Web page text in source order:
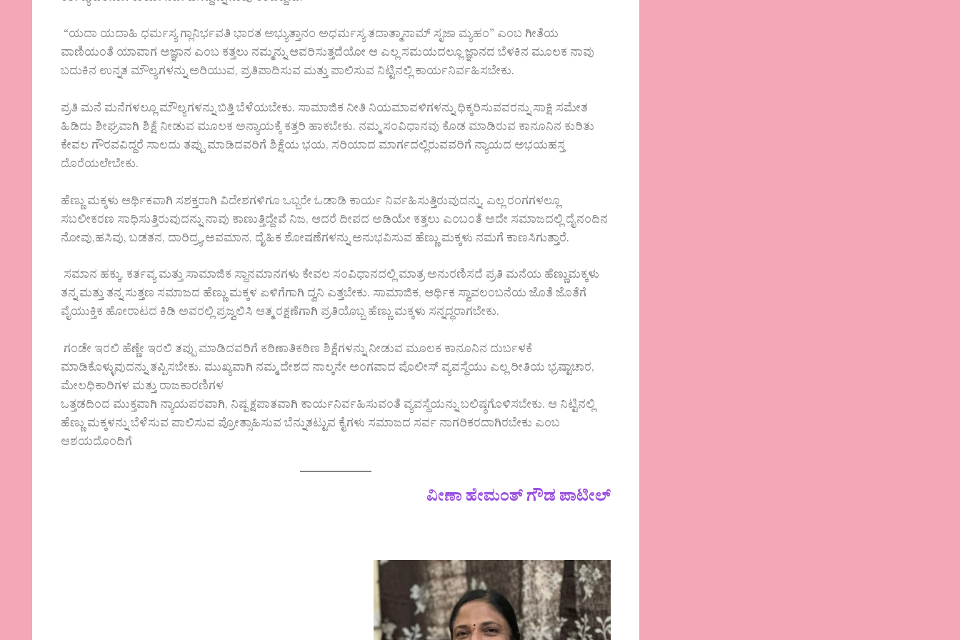
“ಯದಾ ಯದಾಹಿ ಧರ್ಮಸ್ಯ ಗ್ಲಾನಿರ್ಭವತಿ ಭಾರತ ಅಭ್ಯುತ್ತಾನಂ ಅಧರ್ಮಸ್ಯ ತದಾತ್ಮಾನಾಮ್ ಸೃಜಾ ಮ್ಯಹಂ” ಎಂಬ ಗೀತೆಯ
ವಾಣಿಯಂತೆ ಯಾವಾಗ ಅಜ್ಞಾನ ಎಂಬ ಕತ್ತಲು ನಮ್ಮನ್ನು ಆವರಿಸುತ್ತದೆಯೋ ಆ ಎಲ್ಲ ಸಮಯದಲ್ಲೂ ಜ್ಞಾನದ ಬೆಳಕಿನ ಮೂಲಕ ನಾವು
ಬದುಕಿನ ಉನ್ನತ ಮೌಲ್ಯಗಳನ್ನು ಅರಿಯುವ, ಪ್ರತಿಪಾದಿಸುವ ಮತ್ತು ಪಾಲಿಸುವ ನಿಟ್ಟಿನಲ್ಲಿ ಕಾರ್ಯನಿರ್ವಹಿಸಬೇಕು.
ಪ್ರತಿ ಮನೆ ಮನೆಗಳಲ್ಲೂ ಮೌಲ್ಯಗಳನ್ನು ಬಿತ್ತಿ ಬೆಳೆಯಬೇಕು. ಸಾಮಾಜಿಕ ನೀತಿ ನಿಯಮಾವಳಿಗಳನ್ನು ಧಿಕ್ಕರಿಸುವವರನ್ನು ಸಾಕ್ಷಿ ಸಮೇತ
ಹಿಡಿದು ಶೀಘ್ರವಾಗಿ ಶಿಕ್ಷೆ ನೀಡುವ ಮೂಲಕ ಅನ್ಯಾಯಕ್ಕೆ ಕತ್ತರಿ ಹಾಕಬೇಕು. ನಮ್ಮ ಸಂವಿಧಾನವು ಕೊಡ ಮಾಡಿರುವ ಕಾನೂನಿನ ಕುರಿತು
ಕೇವಲ ಗೌರವವಿದ್ದರೆ ಸಾಲದು ತಪ್ಪು ಮಾಡಿದವರಿಗೆ ಶಿಕ್ಷೆಯ ಭಯ, ಸರಿಯಾದ ಮಾರ್ಗದಲ್ಲಿರುವವರಿಗೆ ನ್ಯಾಯದ ಅಭಯಹಸ್ತ
ದೊರೆಯಲೇಬೇಕು.
ಹೆಣ್ಣು ಮಕ್ಕಳು ಆರ್ಥಿಕವಾಗಿ ಸಶಕ್ತರಾಗಿ ವಿದೇಶಗಳಿಗೂ ಒಬ್ಬರೇ ಓಡಾಡಿ ಕಾರ್ಯ ನಿರ್ವಹಿಸುತ್ತಿರುವುದನ್ನು, ಎಲ್ಲ ರಂಗಗಳಲ್ಲೂ
ಸಬಲೀಕರಣ ಸಾಧಿಸುತ್ತಿರುವುದನ್ನು ನಾವು ಕಾಣುತ್ತಿದ್ದೇವೆ ನಿಜ, ಆದರೆ ದೀಪದ ಅಡಿಯೇ ಕತ್ತಲು ಎಂಬಂತೆ ಅದೇ ಸಮಾಜದಲ್ಲಿ ದೈನಂದಿನ
ನೋವು,ಹಸಿವು, ಬಡತನ, ದಾರಿದ್ರ್ಯ,ಅವಮಾನ, ದೈಹಿಕ ಶೋಷಣೆಗಳನ್ನು ಅನುಭವಿಸುವ ಹೆಣ್ಣು ಮಕ್ಕಳು ನಮಗೆ ಕಾಣಸಿಗುತ್ತಾರೆ.
ಸಮಾನ ಹಕ್ಕು, ಕರ್ತವ್ಯ ಮತ್ತು ಸಾಮಾಜಿಕ ಸ್ಥಾನಮಾನಗಳು ಕೇವಲ ಸಂವಿಧಾನದಲ್ಲಿ ಮಾತ್ರ ಅನುರಣಿಸದೆ ಪ್ರತಿ ಮನೆಯ ಹೆಣ್ಣುಮಕ್ಕಳು
ತನ್ನ ಮತ್ತು ತನ್ನ ಸುತ್ತಣ ಸಮಾಜದ ಹೆಣ್ಣು ಮಕ್ಕಳ ಏಳಿಗೆಗಾಗಿ ದ್ವನಿ ಎತ್ತಬೇಕು. ಸಾಮಾಜಿಕ, ಆರ್ಥಿಕ ಸ್ವಾವಲಂಬನೆಯ ಜೊತೆ ಜೊತೆಗೆ
ವೈಯುಕ್ತಿಕ ಹೋರಾಟದ ಕಿಡಿ ಅವರಲ್ಲಿ ಪ್ರಜ್ವಲಿಸಿ ಆತ್ಮ ರಕ್ಷಣೆಗಾಗಿ ಪ್ರತಿಯೊಬ್ಬ ಹೆಣ್ಣು ಮಕ್ಕಳು ಸನ್ನದ್ಧರಾಗಬೇಕು.
ಗಂಡೇ ಇರಲಿ ಹೆಣ್ಣೇ ಇರಲಿ ತಪ್ಪು ಮಾಡಿದವರಿಗೆ ಕಠಿಣಾತಿಕಠಿಣ ಶಿಕ್ಷೆಗಳನ್ನು ನೀಡುವ ಮೂಲಕ ಕಾನೂನಿನ ದುರ್ಬಳಕೆ
ಮಾಡಿಕೊಳ್ಳುವುದನ್ನು ತಪ್ಪಿಸಬೇಕು. ಮುಖ್ಯವಾಗಿ ನಮ್ಮ ದೇಶದ ನಾಲ್ಕನೇ ಅಂಗವಾದ ಪೊಲೀಸ್ ವ್ಯವಸ್ಥೆಯು ಎಲ್ಲ ರೀತಿಯ ಭ್ರಷ್ಟಾಚಾರ,
ಮೇಲಧಿಕಾರಿಗಳ ಮತ್ತು ರಾಜಕಾರಣಿಗಳ
ಒತ್ತಡದಿಂದ ಮುಕ್ತವಾಗಿ ನ್ಯಾಯಪರವಾಗಿ, ನಿಷ್ಪಕ್ಷಪಾತವಾಗಿ ಕಾರ್ಯನಿರ್ವಹಿಸುವಂತೆ ವ್ಯವಸ್ಥೆಯನ್ನು ಬಲಿಷ್ಠಗೊಳಿಸಬೇಕು. ಆ ನಿಟ್ಟಿನಲ್ಲಿ
ಹೆಣ್ಣು ಮಕ್ಕಳನ್ನು ಬೆಳೆಸುವ ಪಾಲಿಸುವ ಪ್ರೋತ್ಸಾಹಿಸುವ ಬೆನ್ನುತಟ್ಟುವ ಕೈಗಳು ಸಮಾಜದ ಸರ್ವ ನಾಗರಿಕರದಾಗಿರಬೇಕು ಎಂಬ
ಆಶಯದೊಂದಿಗೆ
ವೀಣಾ ಹೇಮಂತ್ ಗೌಡ ಪಾಟೀಲ್